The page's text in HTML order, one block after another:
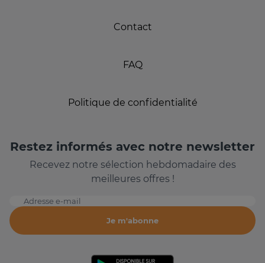
Contact
FAQ
Politique de confidentialité
Restez informés avec notre newsletter
Recevez notre sélection hebdomadaire des
meilleures offres !
Adresse e-mail
Je m'abonne